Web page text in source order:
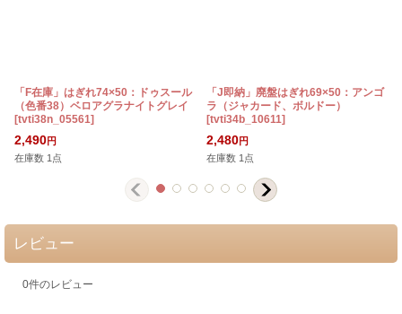
「F在庫」はぎれ74×50：ドゥスール
（色番38）ベロアグラナイトグレイ
[tvti38n_05561]
2,490円
在庫数 1点
「J即納」廃盤はぎれ69×50：アンゴ
ラ（ジャカード、ボルドー）
[tvti34b_10611]
2,480円
在庫数 1点
レビュー
0件のレビュー